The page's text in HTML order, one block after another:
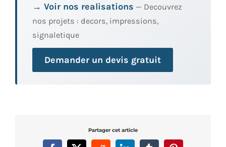
→ Voir nos realisations — Decouvrez
nos projets : decors, impressions,
signaletique
Demander un devis gratuit
Partager cet article